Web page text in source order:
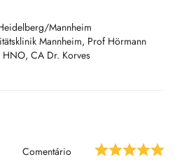
Mannheim
Mannheim, Prof Hörmann
HNO, CA Dr. Korves
Comentário